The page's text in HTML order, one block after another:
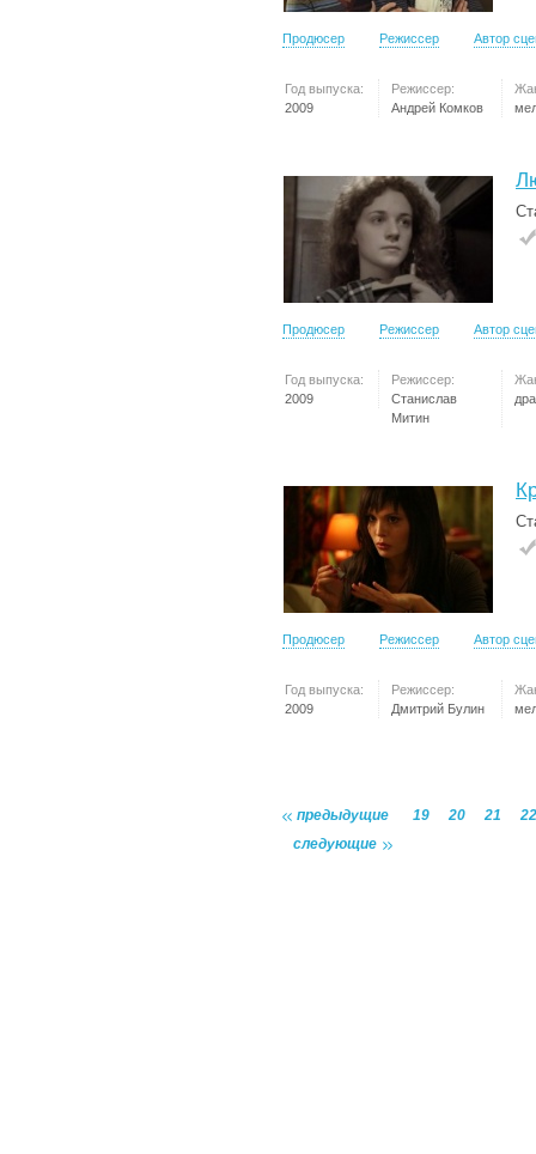
Продюсер Режиссер Автор
Год выпуска:
2009
Режиссер:
Андрей Комков
Продюсер Режиссер Автор
Год выпуска:
2009
Режиссер:
Станислав
Митин
Продюсер Режиссер Автор
Год выпуска:
2009
Режиссер:
Дмитрий Булин
предыдущие 19 20 21
22
следующие